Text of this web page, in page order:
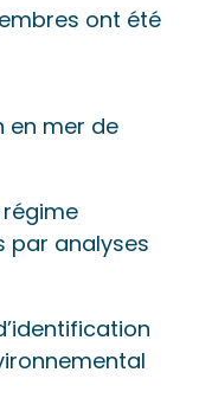
ont été
en mer de
par analyses